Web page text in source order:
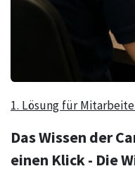
1. Lösung für
Das Wissen der
einen Klick - Die